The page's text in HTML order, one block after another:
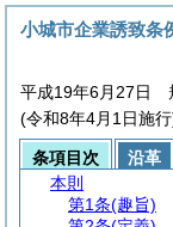
小城市企業誘致条
平成19年6月27日
(令和8年4月1日施
条項目次
沿革
本則
第1条(趣旨)